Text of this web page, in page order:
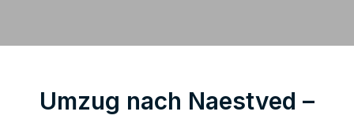
Umzug nach Naestved –